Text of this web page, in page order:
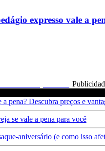
expresso vale a
pena? Descubra preços e
se vale a pena para você
aniversário (e como isso